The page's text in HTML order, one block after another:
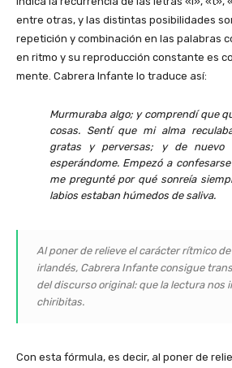
entre otras, y las distintas posibilidades
repetición y combinación en las palabras
en ritmo y su reproducción constante es
mente. Cabrera Infante lo traduce así:
Murmuraba algo; y comprendí que
cosas. Sentí que mi alma
gratas y perversas; y de nuevo
esperándome. Empezó a
me pregunté por qué sonreía
labios estaban húmedos de saliva.
Al poner de relieve el carácter rítmico
irlandés, Cabrera Infante consigue
del discurso original: que la lectura nos
chiribitas.
Con esta fórmula, es decir, al poner de